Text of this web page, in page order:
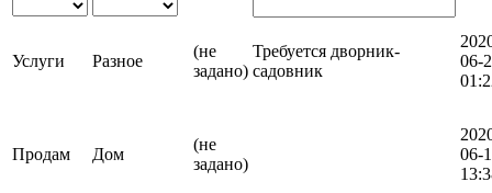
Услуги Разное
(не
задано)
Требуется дворник-
садовник
06-
Продам Дом
(не
задано)
06-